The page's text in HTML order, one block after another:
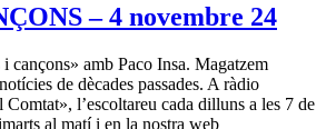
– 4 novembre 24
cançons» amb Paco Insa. Magatzem
de dècades passades. A ràdio
l’escoltareu cada dilluns a les 7 de
al matí i en la nostra web